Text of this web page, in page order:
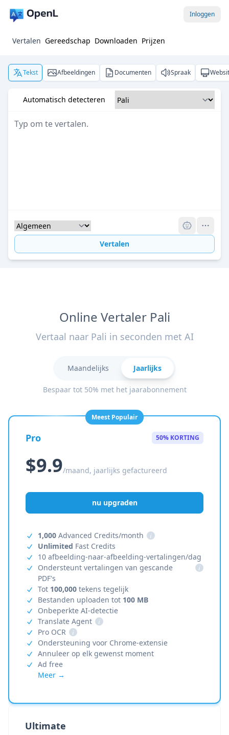
Inloggen
Vertalen Gereedschap Downloaden Prijzen
Tekst Afbeeldingen Documenten Spraak
Automatisch detecteren
Vertalen
Online Vertaler Pali
Vertaal naar Pali in seconden met AI
Maandelijks Jaarlijks
Bespaar tot 50% met het jaarabonnement
Meest Populair
Pro 50% KORTING
$9.9/maand, jaarlijks gefactureerd
nu upgraden
1,000 Advanced Credits/month
i
Unlimited Fast Credits
10 afbeelding-naar-afbeelding-vertalingen/dag
Ondersteunt vertalingen van gescande
PDF's
i
Tot 100,000 tekens tegelijk
Bestanden uploaden tot 100 MB
Onbeperkte AI-detectie
Translate Agent
i
Pro OCR
i
Ondersteuning voor Chrome-extensie
Annuleer op elk gewenst moment
Ad free
Meer →
Ultimate